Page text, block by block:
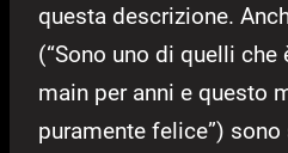
questa descrizione.
(“Sono uno di quelli che
main per anni e questo
puramente felice”)